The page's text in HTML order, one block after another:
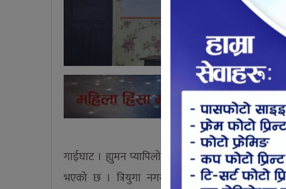
गाईघाट । ह्युमन प्यापिलोमा भाईरस (एच.पी.भी) खोप
भएको छ । त्रियुगा नगरपालिकाको स्वास्थ्य